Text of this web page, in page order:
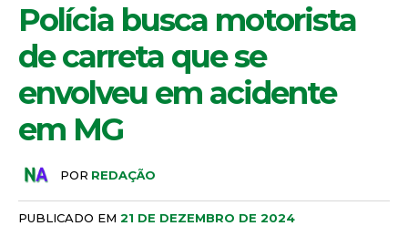
Polícia busca motorista
de carreta que se
envolveu em acidente
em MG
POR REDAÇÃO
PUBLICADO EM 21 DE DEZEMBRO DE 2024